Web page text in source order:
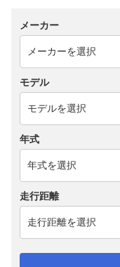
メーカー
モデル
年式
走行距離